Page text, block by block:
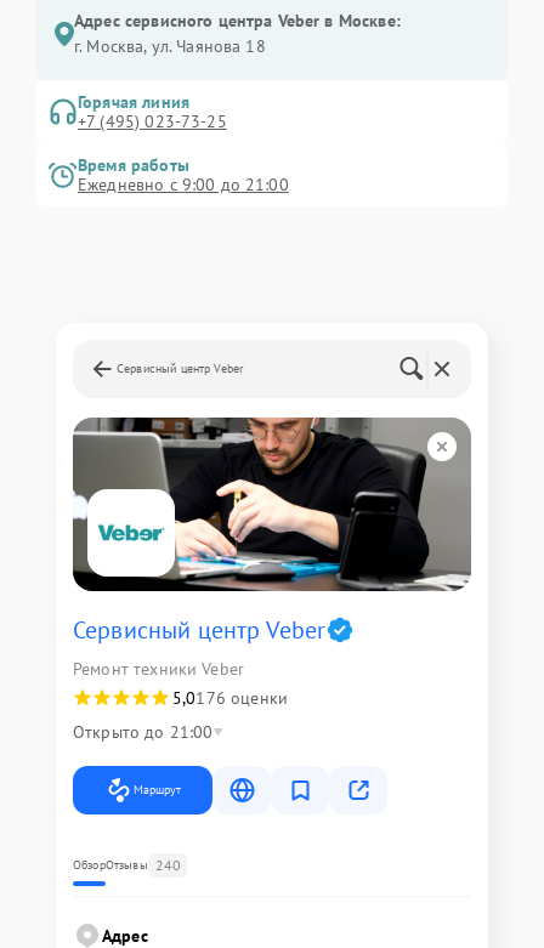
Адрес сервисного центра Veber в Москве:
г. Москва, ул. Чаянова 18
Горячая линия
+7 (495) 023-73-25
Время работы
Ежедневно с 9:00 до 21:00
Сервисный центр Veber
Сервисный центр Veber
Ремонт техники Veber
5,0176 оценки
Открыто до 21:00
Маршрут
ОбзорОтзывы 240
Адрес